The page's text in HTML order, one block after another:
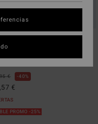
ECO
€ 40%
€
PROMO -25%